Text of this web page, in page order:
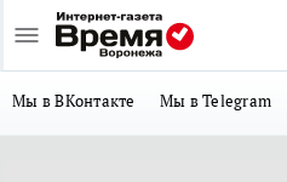
Мы в ВКонтакте Мы в Telegram